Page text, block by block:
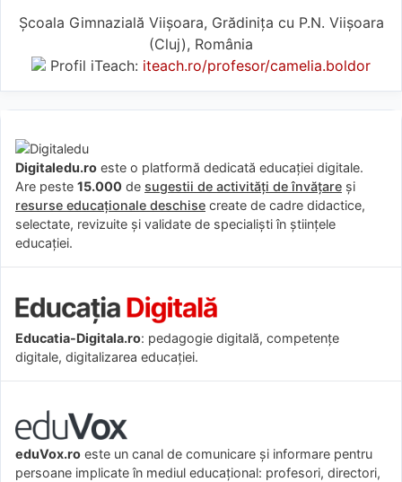
Școala Gimnazială Viișoara, Grădinița cu P.N. Viișoara
(Cluj), România
Profil iTeach: iteach.ro/profesor/camelia.boldor
Digitaledu.ro este o platformă dedicată educației digitale.
Are peste 15.000 de sugestii de activități de învățare și
resurse educaționale deschise create de cadre didactice,
selectate, revizuite și validate de specialiști în științele
educației.
Educatia-Digitala.ro: pedagogie digitală, competențe
digitale, digitalizarea educației.
eduVox.ro este un canal de comunicare și informare pentru
persoane implicate în mediul educațional: profesori, directori,